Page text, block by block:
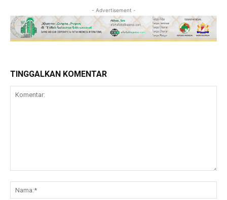
- Advertisement -
TINGGALKAN KOMENTAR